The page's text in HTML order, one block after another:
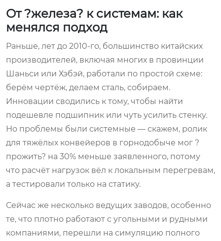
От ?железа? к системам: как
менялся подход
Раньше, лет до 2010-го, большинство китайских
производителей, включая многих в провинции
Шаньси или Хэбэй, работали по простой схеме:
берём чертёж, делаем сталь, собираем.
Инновации сводились к тому, чтобы найти
подешевле подшипник или чуть усилить стенку.
Но проблемы были системные — скажем, ролик
для тяжёлых конвейеров в горнодобыче мог ?
прожить? на 30% меньше заявленного, потому
что расчёт нагрузок вёл к локальным перегревам,
а тестировали только на статику.
Сейчас же несколько ведущих заводов, особенно
те, что плотно работают с угольными и рудными
компаниями, перешли на симуляцию полного